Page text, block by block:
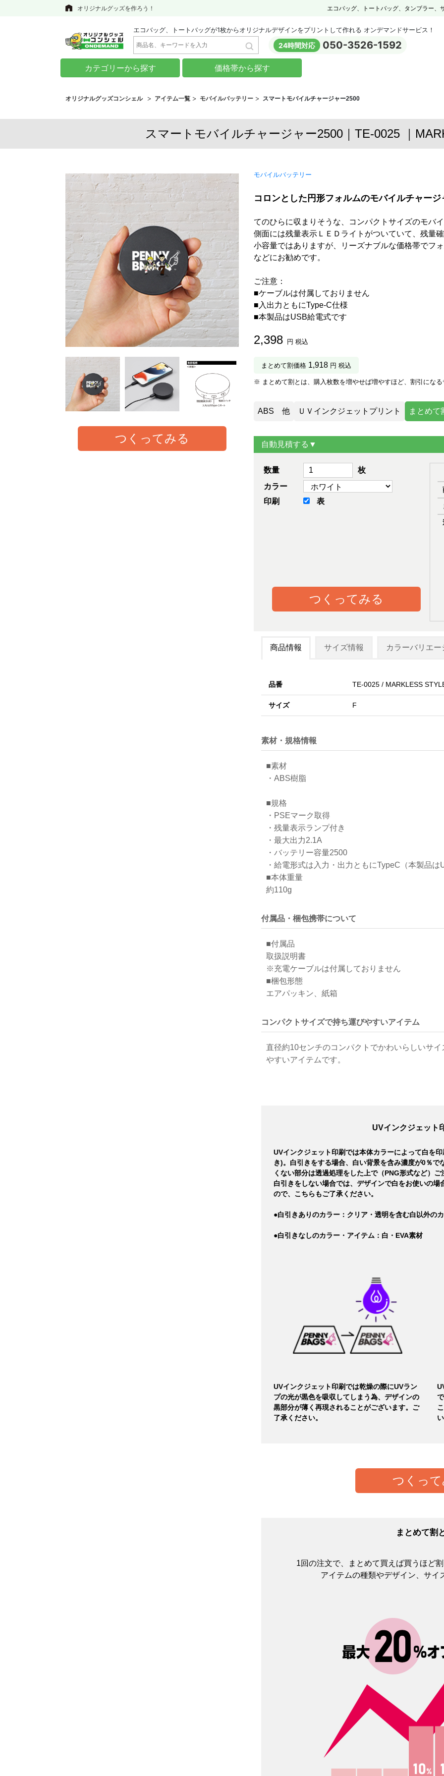
オリジナルグッズを作ろう！ エコバッグ、トートバッグ、タンブラー、
エコバッグ、トートバッグが1枚からオリジナルデザインをプリントして作れる オンデマンドサービス！
24時間対応 050-3526-1592
カテゴリーから探す 価格帯から探す
オリジナルグッズコンシェル アイテム一覧 モバイルバッテリー スマートモバイルチャージャー2500
スマートモバイルチャージャー2500｜TE-0025 ｜
つくってみる
モバイルバッテリー
コロンとした円形フォルムのモバイルチャージ
てのひらに収まりそうな、コンパクトサイズのモバ
側面には残量表示ＬＥＤライトがついていて、残量確
小容量ではありますが、リーズナブルな価格帯でフ
などにお勧めです。
ご注意：
■ケーブルは付属しておりません
■入出力ともにType-C仕様
■本製品はUSB給電式です
2,398 円 税込
まとめて割価格 1,918 円 税込
※ まとめて割とは、購入枚数を増やせば増やすほど、割引になる
ABS 他 ＵＶインクジェットプリント まとめて
自動見積する▼
数量
枚
カラー
印刷
表
つくってみる
商品情報 サイズ情報 カラーバリエー
品番 TE-0025 / MARKLESS
サイズ F
素材・規格情報
■素材
・ABS樹脂
■規格
・PSEマーク取得
・残量表示ランプ付き
・最大出力2.1A
・バッテリー容量2500
・給電形式は入力・出力ともにTypeC（本製品は
■本体重量
約110g
付属品・梱包携帯について
■付属品
取扱説明書
※充電ケーブルは付属しておりません
■梱包形態
エアパッキン、紙箱
コンパクトサイズで持ち運びやすいアイテム
直径約10センチのコンパクトでかわいらしいサ
やすいアイテムです。
UVインクジェット
UVインクジェット印刷では本体カラーによって白を
き)。白引きをする場合、白い背景を含み濃度が0％
くない部分は透過処理をした上で（PNG形式など）ご
白引きをしない場合では、デザインで白をお使いの
ので、こちらもご了承ください。
●白引きありのカラー：クリア・透明を含む白以外の
●白引きなしのカラー・アイテム：白・EVA素材
UVインクジェット印刷では乾燥の際にUVラン
プの光が黒色を吸収してしまう為、デザインの
黒部分が薄く再現されることがございます。ご
了承ください。
つくって
まとめて割
1回の注文で、まとめて買えば買うほど
アイテムの種類やデザイン、サイ